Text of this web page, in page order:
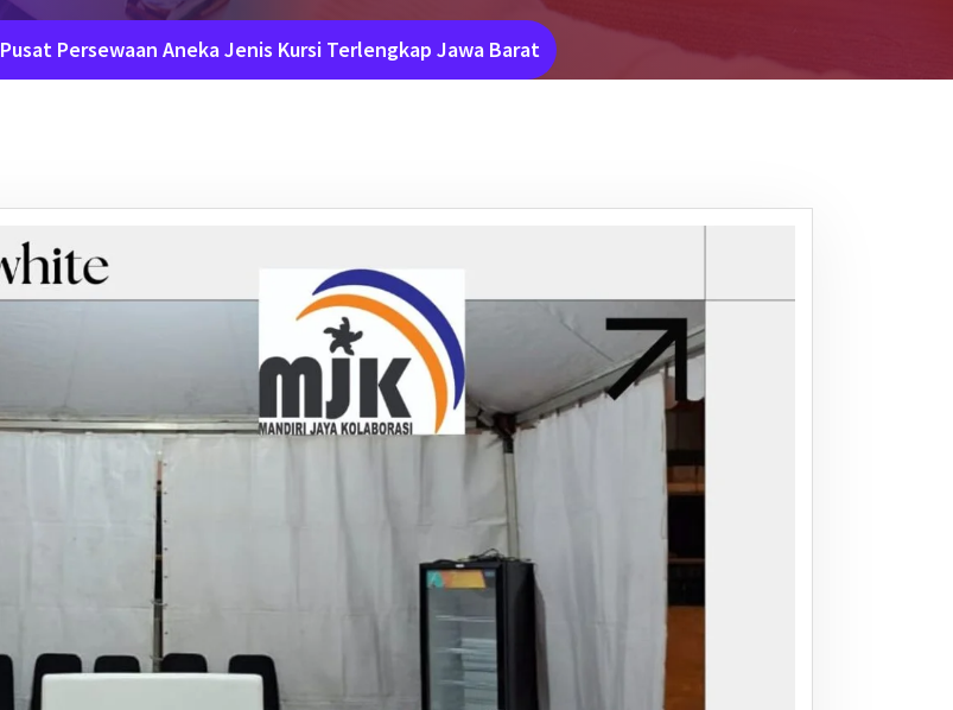
Pusat Persewaan Aneka Jenis Kursi Terlengkap Jawa Barat